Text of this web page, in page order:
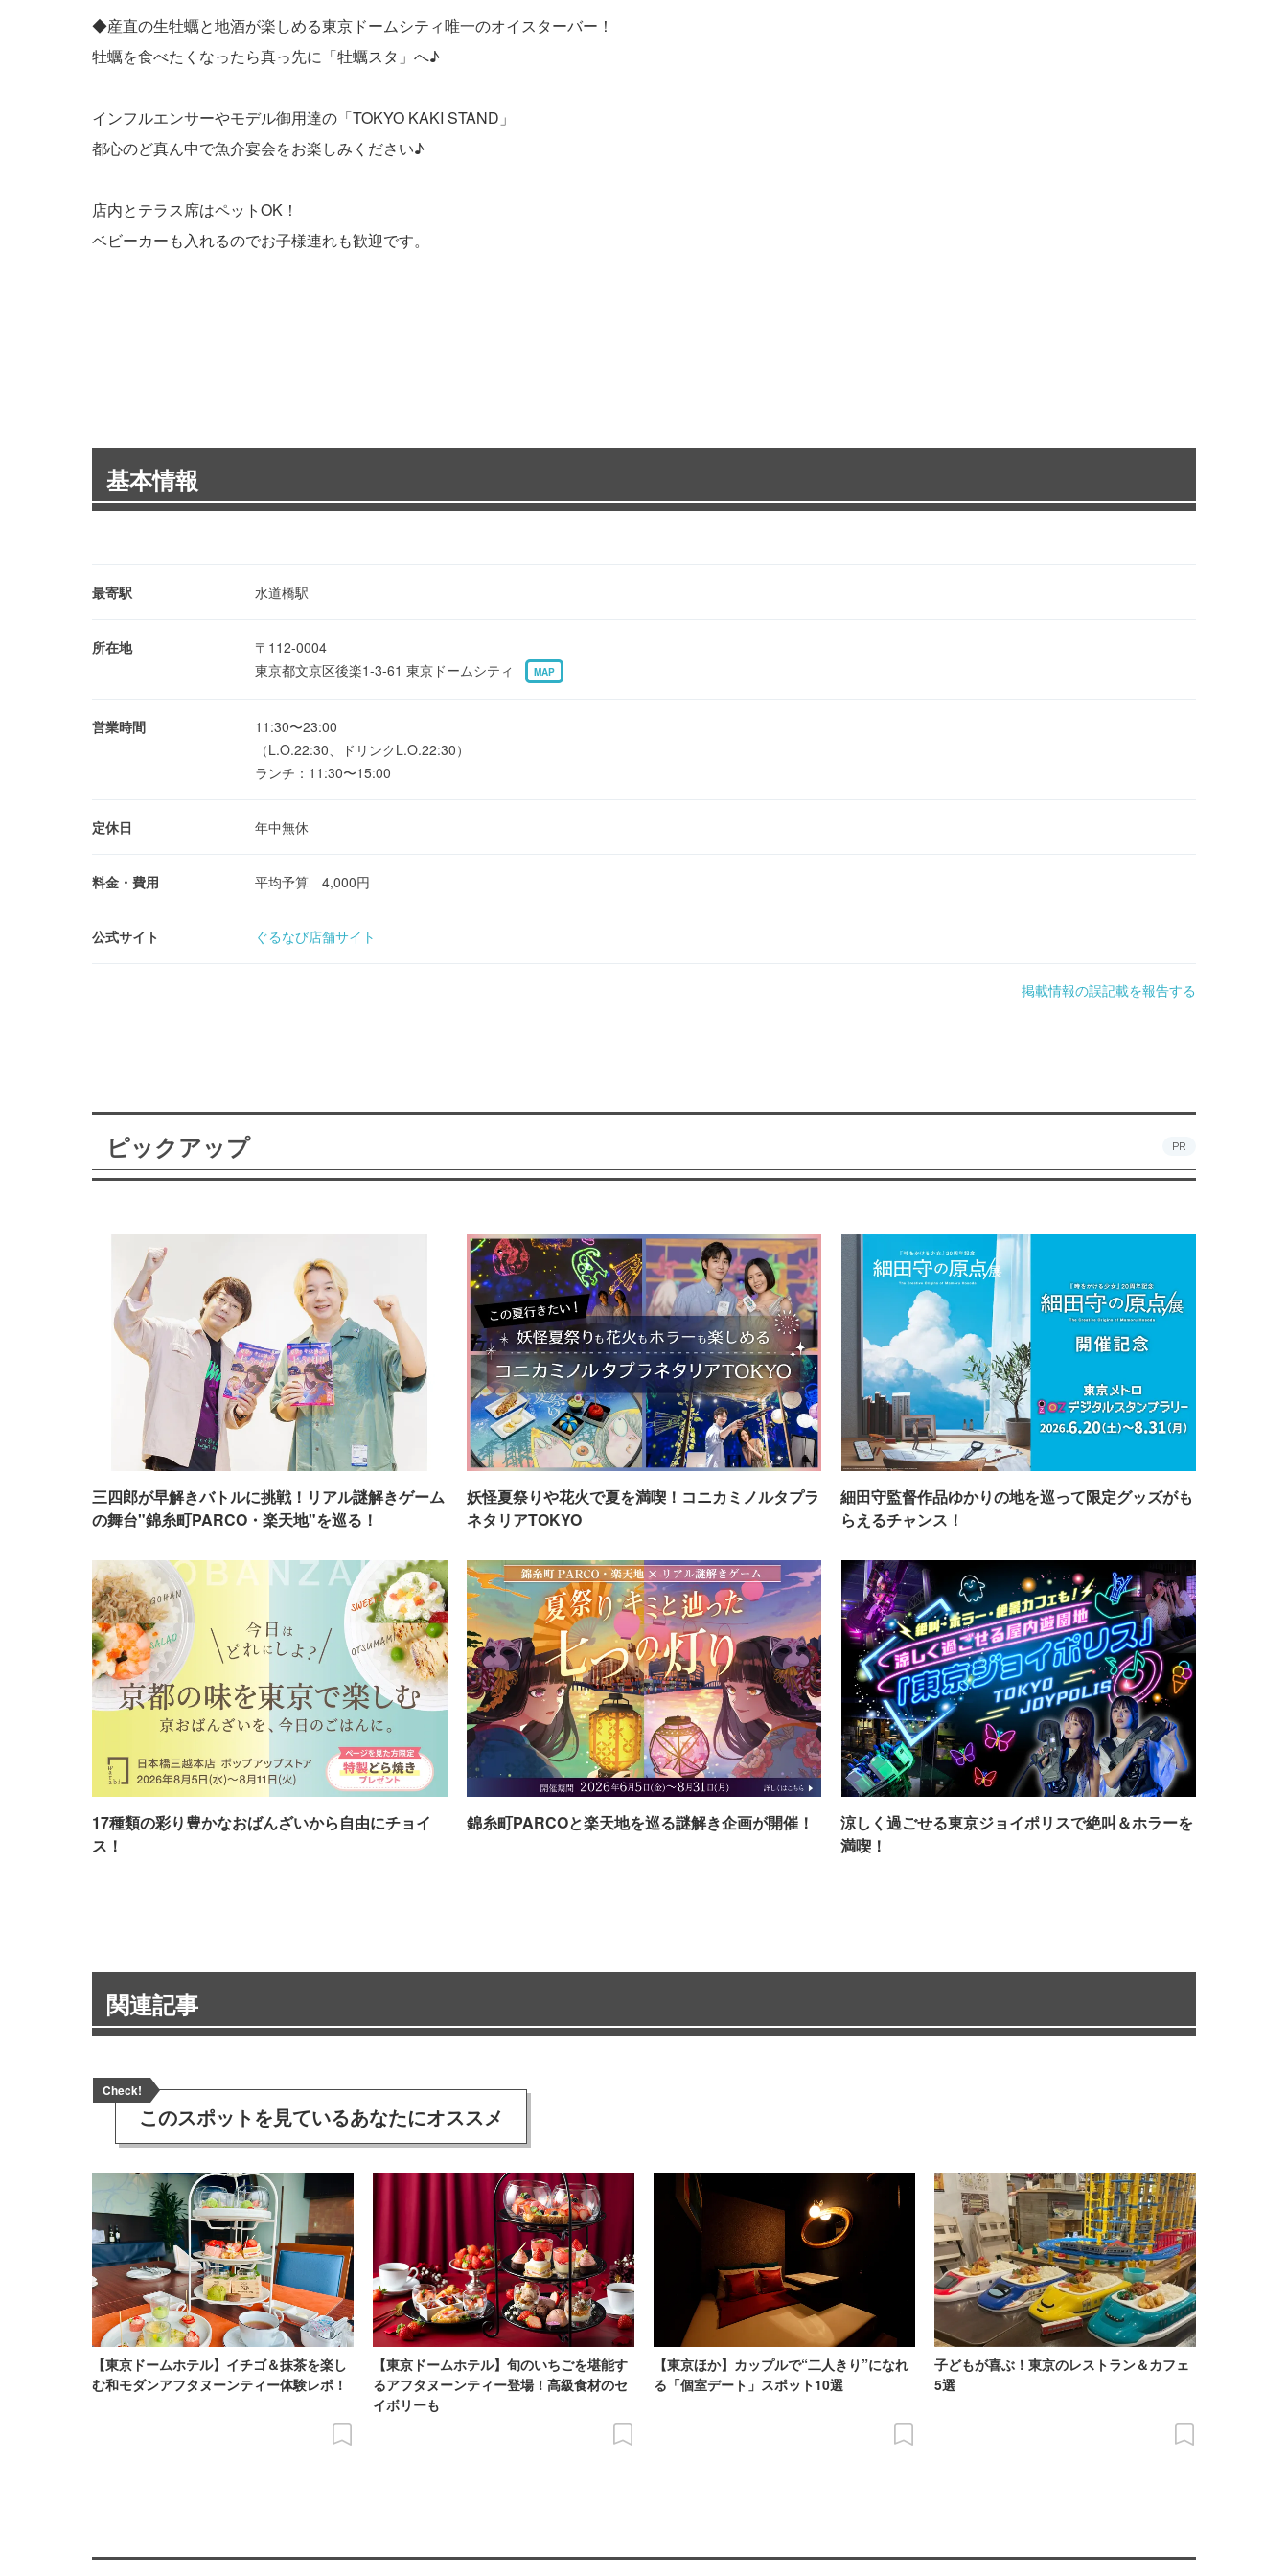
◆産直の生牡蠣と地酒が楽しめる東京ドームシティ唯一のオイスターバー！
牡蠣を食べたくなったら真っ先に「牡蠣スタ」へ♪
インフルエンサーやモデル御用達の「TOKYO KAKI STAND」
都心のど真ん中で魚介宴会をお楽しみください♪
店内とテラス席はペットOK！
ベビーカーも入れるのでお子様連れも歓迎です。
基本情報
最寄駅 水道橋駅
所在地
〒112-0004
東京都文京区後楽1-3-61 東京ドームシティ
MAP
営業時間
11:30〜23:00
（L.O.22:30、ドリンクL.O.22:30）
ランチ：11:30〜15:00
定休日 年中無休
料金・費用 平均予算 4,000円
公式サイト ぐるなび店舗サイト
掲載情報の誤記載を報告する
ピックアップ PR
三四郎が早解きバトルに挑戦！リアル謎解きゲーム
の舞台"錦糸町PARCO・楽天地"を巡る！
妖怪夏祭りや花火で夏を満喫！コニカミノルタプラ
ネタリアTOKYO
細田守監督作品ゆかりの地を巡って限定グッズがも
らえるチャンス！
17種類の彩り豊かなおばんざいから自由にチョイ
ス！
錦糸町PARCOと楽天地を巡る謎解き企画が開催！
涼しく過ごせる東京ジョイポリスで絶叫＆ホラーを
満喫！
関連記事
Check!
このスポットを見ているあなたにオススメ
【東京ドームホテル】イチゴ＆抹茶を楽し
む和モダンアフタヌーンティー体験レポ！
【東京ドームホテル】旬のいちごを堪能す
るアフタヌーンティー登場！高級食材のセ
イボリーも
【東京ほか】カップルで“二人きり”になれ
る「個室デート」スポット10選
子どもが喜ぶ！東京のレストラン＆カフェ
5選